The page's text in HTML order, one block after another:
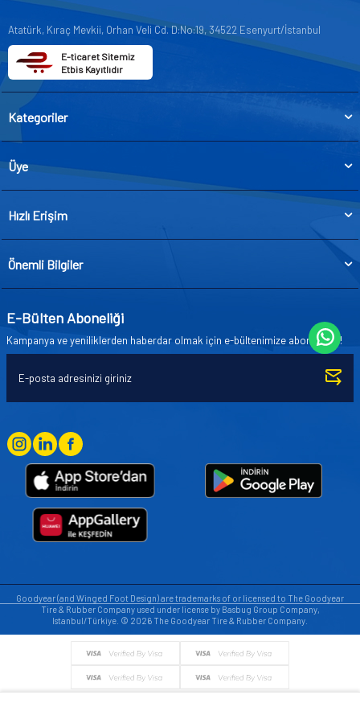
Atatürk, Kıraç Mevkii, Orhan Veli Cd. D:No:19, 34522 Esenyurt/İstanbul
E-ticaret Sitemiz
Etbis Kayıtlıdır
Kategoriler
Üye
Hızlı Erişim
Önemli Bilgiler
E-Bülten Aboneliği
Kampanya ve yeniliklerden haberdar olmak için e-bültenimize abone olun!
Goodyear (and Winged Foot Design) are trademarks of or licensed to The Goodyear
Tire & Rubber Company used under license by Basbug Group Company,
Istanbul/Türkiye. © 2026 The Goodyear Tire & Rubber Company.